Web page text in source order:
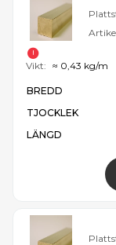
BREDD
TJOCKLEK
LÄNGD
Vikt: ≈ 0,43 kg/m